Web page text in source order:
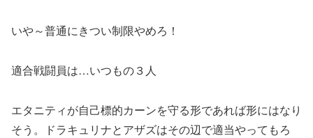
いや～普通にきつい制限やめろ！
適合戦闘員は…いつもの３人
エタニティが自己標的カーンを守る形であれば形にはなり
そう。ドラキュリナとアザズはその辺で適当やってもろ